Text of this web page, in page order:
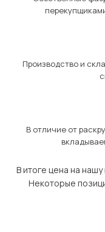
Производство и
В отличие от
В итоге цена на
Некоторые